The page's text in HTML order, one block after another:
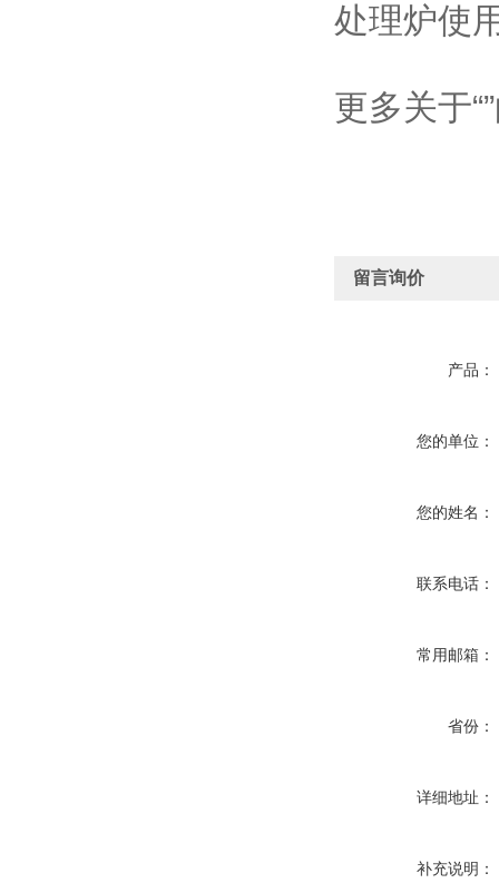
处理炉使
更多关于“
留言询价
产品：
您的单位：
您的姓名：
联系电话：
常用邮箱：
省份：
详细地址：
补充说明：